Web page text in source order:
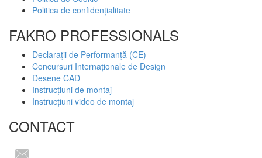
Politica de confidențialitate
FAKRO PROFESSIONALS
Declarații de Performanță (CE)
Concursuri Internaționale de Design
Desene CAD
Instrucțiuni de montaj
Instrucțiuni video de montaj
CONTACT